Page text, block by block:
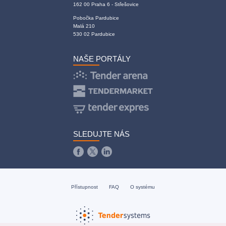
162 00 Praha 6 - Střešovice
Pobočka Pardubice
Malá 210
530 02 Pardubice
NAŠE PORTÁLY
SLEDUJTE NÁS
Přístupnost FAQ O systému